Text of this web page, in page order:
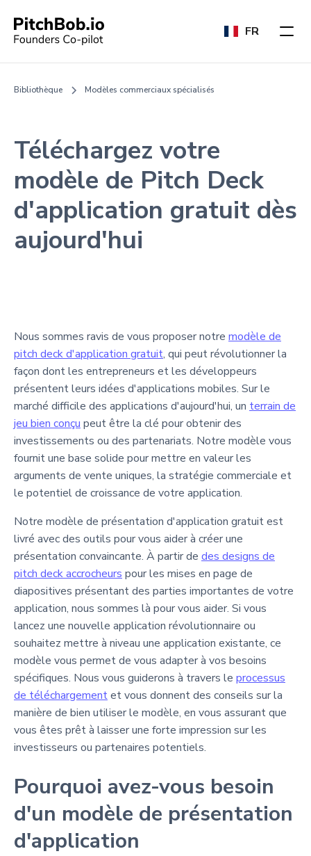
FR
Bibliothèque Modèles commerciaux spécialisés
Téléchargez votre
modèle de Pitch Deck
d'application gratuit dès
aujourd'hui
Nous sommes ravis de vous proposer notre modèle de
pitch deck d'application gratuit, qui peut révolutionner la
façon dont les entrepreneurs et les développeurs
présentent leurs idées d'applications mobiles. Sur le
marché difficile des applications d'aujourd'hui, un terrain de
jeu bien conçu peut être la clé pour obtenir des
investissements ou des partenariats. Notre modèle vous
fournit une base solide pour mettre en valeur les
arguments de vente uniques, la stratégie commerciale et
le potentiel de croissance de votre application.
Notre modèle de présentation d'application gratuit est
livré avec des outils pour vous aider à créer une
présentation convaincante. À partir de des designs de
pitch deck accrocheurs pour les mises en page de
diapositives présentant des parties importantes de votre
application, nous sommes là pour vous aider. Si vous
lancez une nouvelle application révolutionnaire ou
souhaitez mettre à niveau une application existante, ce
modèle vous permet de vous adapter à vos besoins
spécifiques. Nous vous guiderons à travers le processus
de téléchargementet vous donnent des conseils sur la
manière de bien utiliser le modèle, en vous assurant que
vous êtes prêt à laisser une forte impression sur les
investisseurs ou partenaires potentiels.
Pourquoi avez-vous besoin
d'un modèle de présentation
d'application